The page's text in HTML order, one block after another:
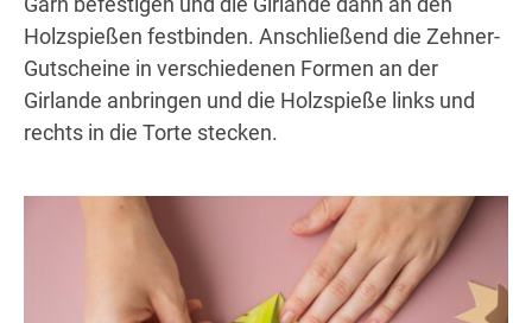
Holzspießen festbinden. Anschließend die Zehner-
Gutscheine in verschiedenen Formen an der
Girlande anbringen und die Holzspieße links und
rechts in die Torte stecken.